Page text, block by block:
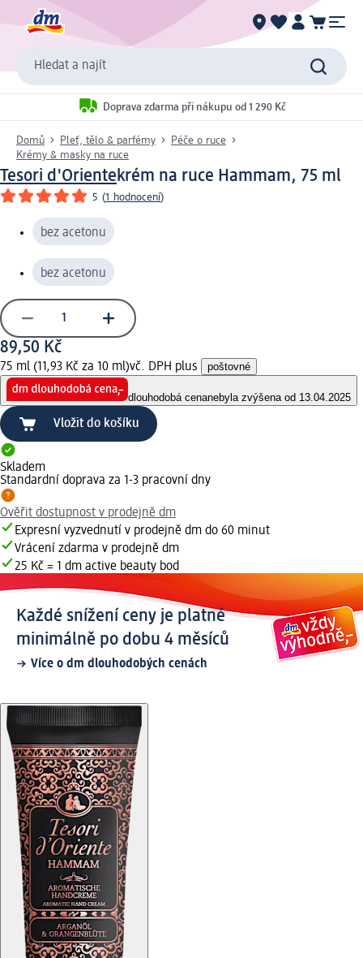
Hledat a najít
Doprava zdarma při nákupu od 1 290 Kč
Domů Pleť, tělo & parfémy
Péče o ruce
Krémy & masky na ruce
Tesori d'Orientekrém na ruce Hammam, 75 ml
5 (1 hodnocení)
bez acetonu
bez acetonu
89,50 Kč
75 ml (11,93 Kč za 10 ml)vč. DPH plus poštovné
dlouhodobá cenanebyla zvýšena od 13.04.2025
Vložit do košíku
Skladem
Standardní doprava za 1-3 pracovní dny
Ověřit dostupnost v prodejně dm
Expresní vyzvednutí v prodejně dm do 60 minut
Vrácení zdarma v prodejně dm
25 Kč = 1 dm active beauty bod
Každé snížení ceny je platné
minimálně po dobu 4 měsíců
Více o dm dlouhodobých cenách